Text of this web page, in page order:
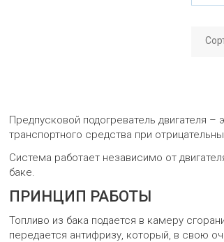
Предпусковой подогреватель двигателя
транспортного средства при
Система работает независимо от
баке.
ПРИНЦИП РАБОТЫ
Топливо из бака подается в камеру
передается антифризу, который, в свою